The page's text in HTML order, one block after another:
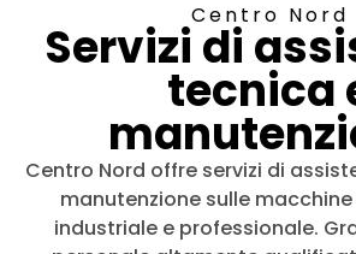
Centro Nord
Servizi di
tecnica
Centro Nord offre servizi di
manutenzione sulle
industriale e professionale.